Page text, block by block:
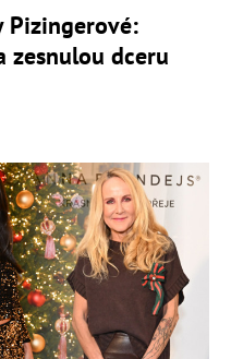
Pizingerové:
zesnulou dceru